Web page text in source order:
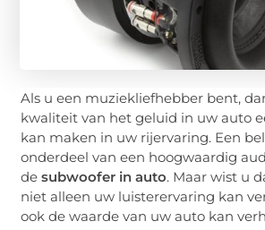
Als u een muziekliefhebber bent,
kwaliteit van het geluid in uw auto
kan maken in uw rijervaring. Een
onderdeel van een hoogwaardig
desubwoofer in auto. Maar wist u
niet alleen uw luisterervaring kan
ook de waarde van uw auto kan